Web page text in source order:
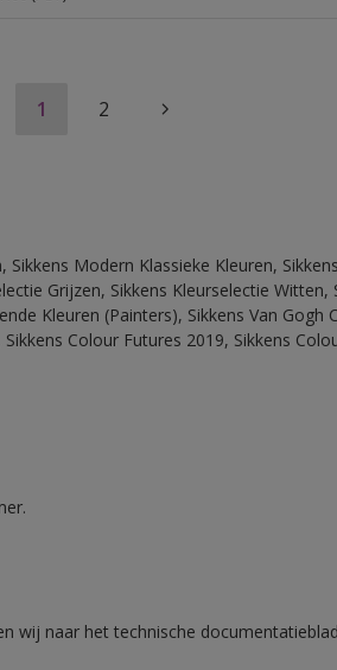
1 2
Sikkens Modern Klassieke Kleuren,
Grijzen, Sikkens Kleurselectie
Kleuren (Painters), Sikkens Van Gogh
Colour Futures 2019, Sikkens
wij naar het technische